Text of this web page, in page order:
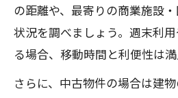
の距離や、最寄りの商業施設
状況を調べましょう。週末利
る場合、移動時間と利便性は満
さらに、中古物件の場合は建